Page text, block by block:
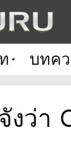
บทค
งว่า